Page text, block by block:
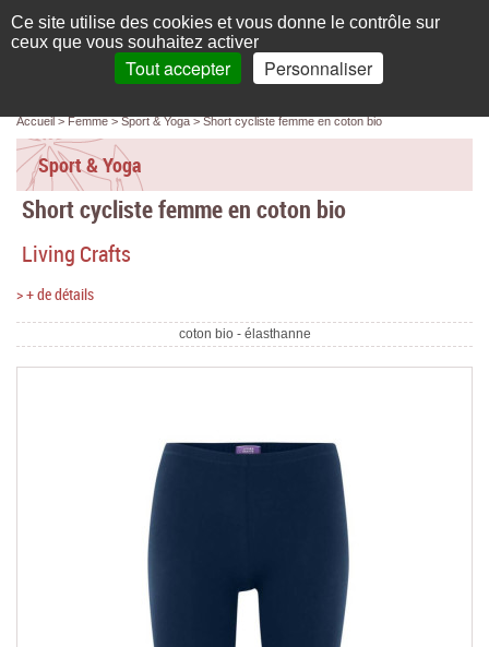
L'élégance au naturel
compte
Français
Recherche
Accueil
Femme
Homme
Bébé & enfant
Chaussures & Sacs
Accueil Femme Sport & Yoga Short cycliste femme en coton bio
Sport & Yoga
Short cycliste femme en coton bio
Living Crafts
> + de détails
coton bio - élasthanne
Panneau de gestion des cookies
Ce site utilise des cookies et vous donne le contrôle sur
ceux que vous souhaitez activer
Tout accepter Personnaliser